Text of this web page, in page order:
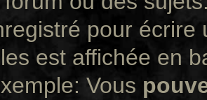
pour
est affichée en
Vous